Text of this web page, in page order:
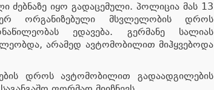
ძებნაზე იყო გადაცემული. პოლიცია მას 13
ორგანიზებული მსვლელობის დროს
ედავება. გერმანე სალიას
არამედ ავტომობილით მიჰყვებოდა
დროს ავტომობილით გადაადგილების